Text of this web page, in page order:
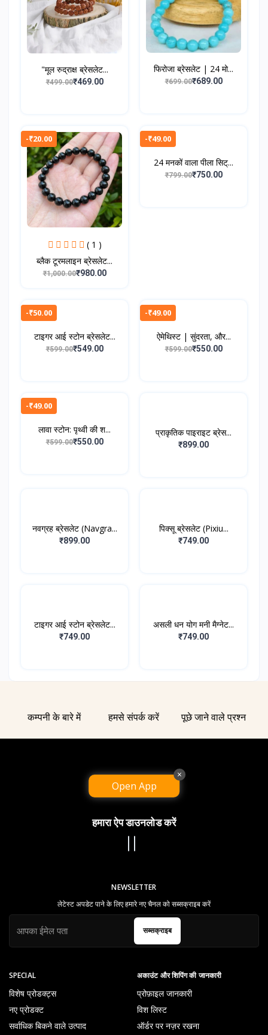
"मूल रुद्राक्ष ब्रेसलेट...
₹499.00₹469.00
फिरोजा ब्रेसलेट | 24 मो...
₹699.00₹689.00
-₹20.00
( 1 )
ब्लैक टूरमलाइन ब्रेसलेट...
₹1,000.00₹980.00
-₹49.00
24 मनकों वाला पीला सिट्...
₹799.00₹750.00
-₹50.00
टाइगर आई स्टोन ब्रेसलेट...
₹599.00₹549.00
-₹49.00
ऐमेथिस्ट | सुंदरता, और...
₹599.00₹550.00
-₹49.00
लावा स्टोन: पृथ्वी की श...
₹599.00₹550.00
प्राकृतिक पाइराइट ब्रेस...
₹899.00
नवग्रह ब्रेसलेट (Navgra...
₹899.00
पिक्सू ब्रेसलेट (Pixiu...
₹749.00
टाइगर आई स्टोन ब्रेसलेट...
₹749.00
असली धन योग मनी मैग्नेट...
₹749.00
कम्पनी के बारे में हमसे संपर्क करें पूछे जाने वाले प्रश्न
हमारा ऐप डाउनलोड करें
SPECIAL
विशेष प्रोडक्ट्स
नए प्रोडक्ट
सर्वाधिक बिकने वाले उत्पाद
अकाउंट और शिपिंग की जानकारी
प्रोफ़ाइल जानकारी
विश लिस्ट
ऑर्डर पर नज़र रखना
NEWSLETTER
लेटेस्ट अपडेट पाने के लिए हमारे नए चैनल को सब्सक्राइब करें
सब्सक्राइब
Open App
×